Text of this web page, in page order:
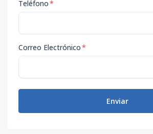
Teléfono*
Correo Electrónico*
Enviar